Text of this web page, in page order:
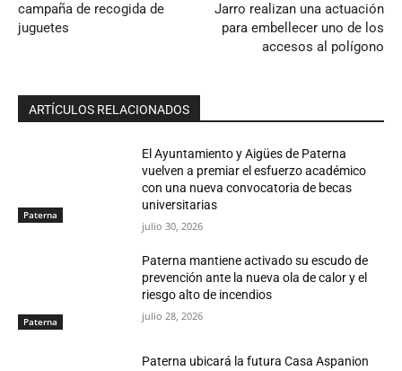
campaña de recogida de
juguetes
Jarro realizan una actuación
para embellecer uno de los
accesos al polígono
ARTÍCULOS RELACIONADOS
Paterna
El Ayuntamiento y Aigües de Paterna
vuelven a premiar el esfuerzo académico
con una nueva convocatoria de becas
universitarias
julio 30, 2026
Paterna
Paterna mantiene activado su escudo de
prevención ante la nueva ola de calor y el
riesgo alto de incendios
julio 28, 2026
Paterna ubicará la futura Casa Aspanion